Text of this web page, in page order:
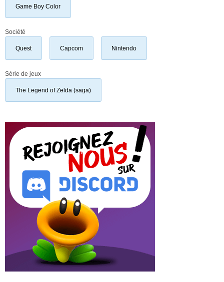
Game Boy Color
Société
Quest Capcom Nintendo
Série de jeux
The Legend of Zelda (saga)